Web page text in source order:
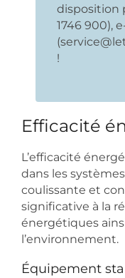
disposition
1746 900),
!
Efficacité
L’efficacité
dans les
coulissante et
significative à la
énergétiques
l’environnement.
Équipement